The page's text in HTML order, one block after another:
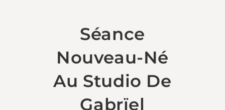
Séance
Nouveau-Né
Au Studio De
Gabrïel